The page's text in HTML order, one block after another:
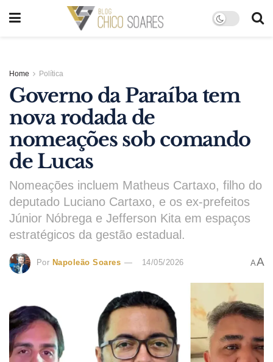
Home Política
Governo da Paraíba tem
nova rodada de
nomeações sob comando
de Lucas
Nomeações incluem Matheus Cartaxo, filho do
deputado Luciano Cartaxo, e os ex-prefeitos
Júnior Nóbrega e Jefferson Kita em espaços
estratégicos da gestão estadual.
Por Napoleão Soares 14/05/2026 AA